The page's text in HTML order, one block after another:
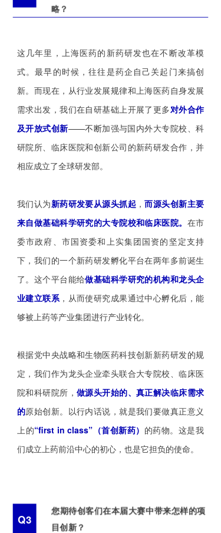
略？
这几年里，上海医药的新药研发也在不断改革模
式。最早的时候，往往是药企自己关起门来搞创
新。而现在，从行业发展规律和上海医药自身发展
需求出发，我们在自研基础上开展了更多对外合作
及开放式创新——不断加强与国内外大专院校、科
研院所、临床医院和创新公司的新药研发合作，并
相应成立了全球研发部。
我们认为新药研发要从源头抓起 ，而源头创新主要
来自做基础科学研究的大专院校和临床医院。 在市
委市政府、市国资委和上实集团国资的坚定支持
下，我们的一个新药研发孵化平台在两年多前诞生
了。这个平台能给做基础科学研究的机构和龙头企
业建立联系，从而使研究成果通过中心孵化后，能
够被上药等产业集团进行产业转化。
根据党中央战略和生物医药科技创新新药研发的规
定，我们作为龙头企业牵头联合大专院校、临床医
院和科研院所， 做源头开始的、真正解决临床需求
的原始创新。以行内话说，就是我们要做真正意义
上的“first in class”（首创新药） 的药物。这是我
们成立上药前沿中心的初心，也是它担负的使命。
Q3
您期待创客们在本届大赛中带来怎样的项
目创新？